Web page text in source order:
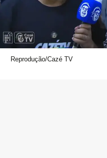
Reprodução/Cazé TV